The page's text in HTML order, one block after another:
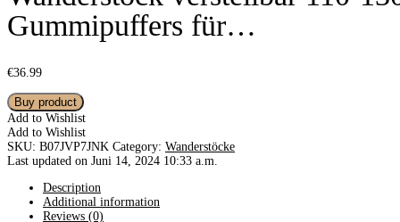
Gummipuffers für…
€36.99
Buy product
Add to Wishlist
Add to Wishlist
SKU: B07JVP7JNK Category: Wanderstöcke
Last updated on Juni 14, 2024 10:33 a.m.
Description
Additional information
Reviews (0)